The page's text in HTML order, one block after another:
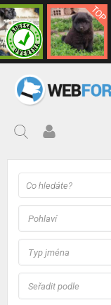
Pohlaví
Typ jména
Seřadit podle